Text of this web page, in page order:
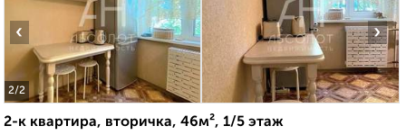
2/2
‹ ›
2-к квартира, вторичка, 46м², 1/5 этаж